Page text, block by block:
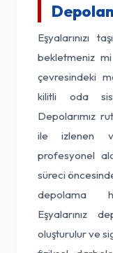
Eşyalarınızı
bekletmeniz
çevresindeki
kilitli oda
Depolarımız
ile izlenen
profesyonel
süreci
depolama
Eşyalarınız
oluşturulur ve